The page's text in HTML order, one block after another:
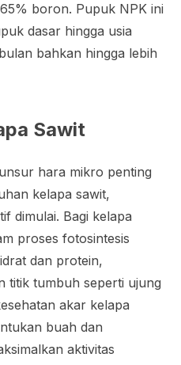
boron. Pupuk NPK ini
dasar hingga usia
bahkan hingga lebih
Sawit
hara mikro penting
kelapa sawit,
dimulai. Bagi kelapa
proses fotosintesis
dan protein,
titik tumbuh seperti ujung
akar kelapa
buah dan
aktivitas